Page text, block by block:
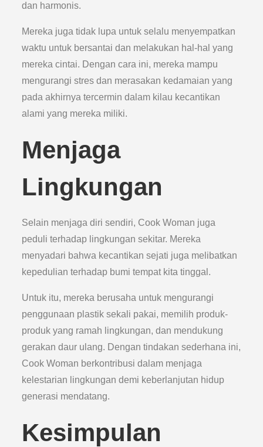
dan harmonis.
Mereka juga tidak lupa untuk selalu menyempatkan
waktu untuk bersantai dan melakukan hal-hal yang
mereka cintai. Dengan cara ini, mereka mampu
mengurangi stres dan merasakan kedamaian yang
pada akhirnya tercermin dalam kilau kecantikan
alami yang mereka miliki.
Menjaga
Lingkungan
Selain menjaga diri sendiri, Cook Woman juga
peduli terhadap lingkungan sekitar. Mereka
menyadari bahwa kecantikan sejati juga melibatkan
kepedulian terhadap bumi tempat kita tinggal.
Untuk itu, mereka berusaha untuk mengurangi
penggunaan plastik sekali pakai, memilih produk-
produk yang ramah lingkungan, dan mendukung
gerakan daur ulang. Dengan tindakan sederhana ini,
Cook Woman berkontribusi dalam menjaga
kelestarian lingkungan demi keberlanjutan hidup
generasi mendatang.
Kesimpulan